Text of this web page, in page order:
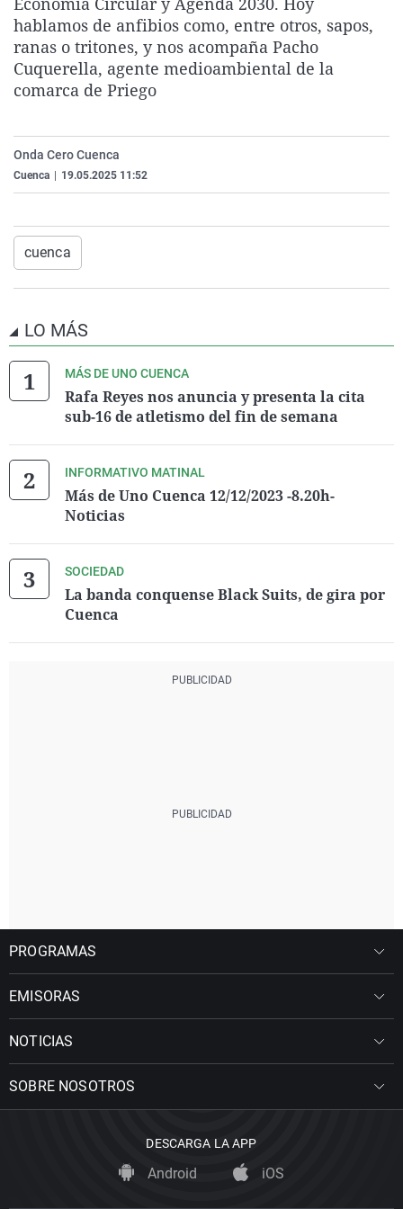
La rosa de los vientos
Gente viajera
Como el perro y el
Caso
Retornados
Equipo de
Extremadura
Galicia
La Rioja
País Vasco
Virales
Televisión
Elecciones
hablamos de anfibios como, entre otros, sapos,
ranas o tritones, y nos acompaña Pacho
Cuquerella, agente medioambiental de la
comarca de Priego
Onda Cero Cuenca
Cuenca 19.05.2025 11:52
cuenca
LO MÁS
MÁS DE UNO CUENCA
Rafa Reyes nos anuncia y presenta la cita
sub-16 de atletismo del fin de semana
INFORMATIVO MATINAL
Más de Uno Cuenca 12/12/2023 -8.20h-
Noticias
SOCIEDAD
La banda conquense Black Suits, de gira por
Cuenca
PROGRAMAS
EMISORAS
NOTICIAS
SOBRE NOSOTROS
DESCARGA LA APP
Android iOS